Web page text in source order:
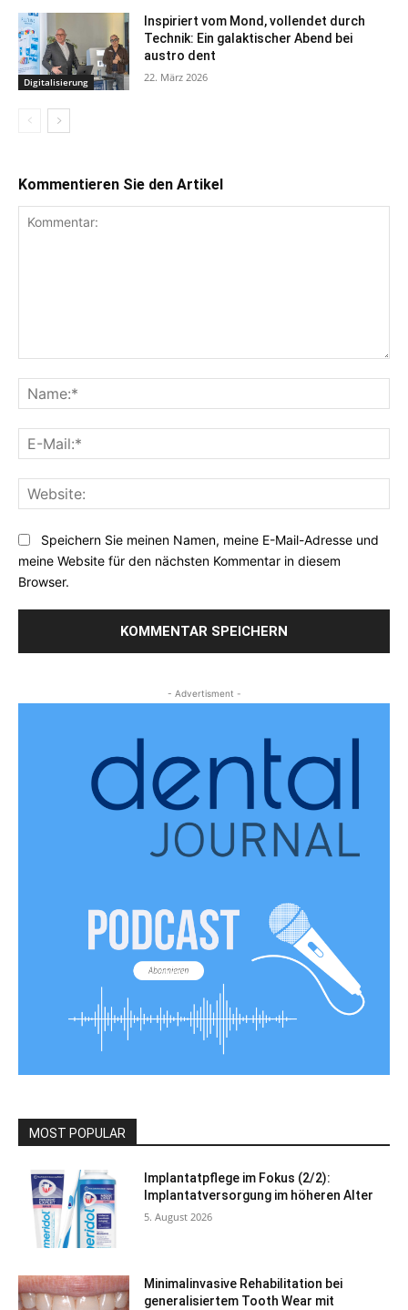
Digitalisierung
Inspiriert vom Mond, vollendet durch
Technik: Ein galaktischer Abend bei
austro dent
22. März 2026
Kommentieren Sie den Artikel
Speichern Sie meinen Namen, meine E-Mail-Adresse und
meine Website für den nächsten Kommentar in diesem
Browser.
- Advertisment -
MOST POPULAR
Implantatpflege im Fokus (2/2):
Implantatversorgung im höheren Alter
5. August 2026
Minimalinvasive Rehabilitation bei
generalisiertem Tooth Wear mit